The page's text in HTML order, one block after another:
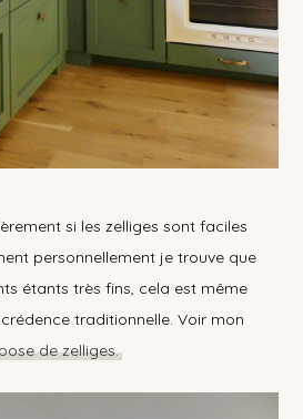
si les zelliges sont faciles
personnellement je trouve que
étants très fins, cela est même
traditionnelle. Voir mon
de zelliges.